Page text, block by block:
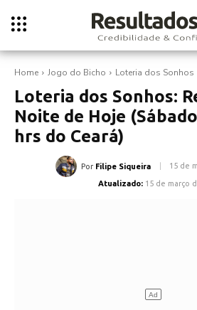
Home Jogo do Bicho Loteria dos Sonhos
Loteria dos Sonhos:
Noite de Hoje
hrs do Ceará)
Por Filipe Siqueira 15 de
Atualizado: 15 de março